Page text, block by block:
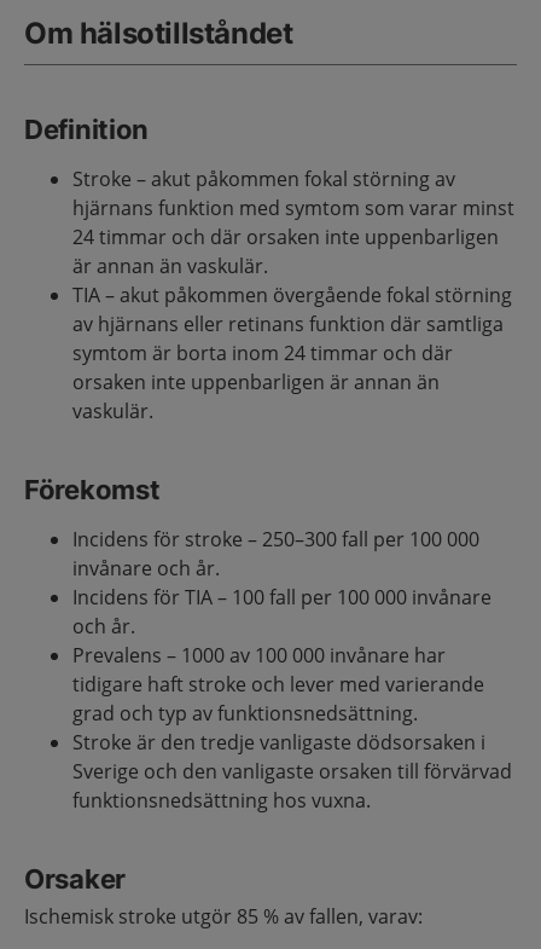
Om hälsotillståndet
Definition
Stroke – akut påkommen fokal störning av
hjärnans funktion med symtom som varar minst
24 timmar och där orsaken inte uppenbarligen
är annan än vaskulär.
TIA – akut påkommen övergående fokal störning
av hjärnans eller retinans funktion där samtliga
symtom är borta inom 24 timmar och där
orsaken inte uppenbarligen är annan än
vaskulär.
Förekomst
Incidens för stroke – 250–300 fall per 100 000
invånare och år.
Incidens för TIA – 100 fall per 100 000 invånare
och år.
Prevalens – 1000 av 100 000 invånare har
tidigare haft stroke och lever med varierande
grad och typ av funktionsnedsättning.
Stroke är den tredje vanligaste dödsorsaken i
Sverige och den vanligaste orsaken till förvärvad
funktionsnedsättning hos vuxna.
Orsaker
Ischemisk stroke utgör 85 % av fallen, varav: